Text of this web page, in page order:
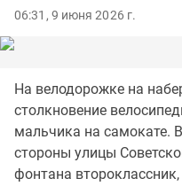
06:31, 9 июня 2026 г.
На велодорожке на
столкновение
мальчика на самокате.
стороны улицы
фонтана